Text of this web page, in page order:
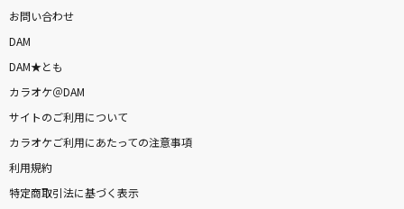
お問い合わせ
DAM
DAM★とも
カラオケ＠DAM
サイトのご利用について
カラオケご利用にあたっての注意事項
利用規約
特定商取引法に基づく表示